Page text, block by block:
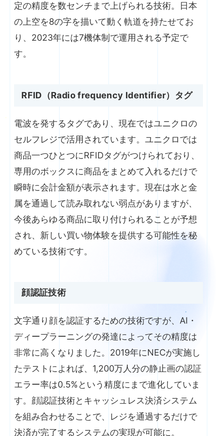
定の精度を数センチまで上げられる技術。日本
の上空を8の字を描いて動く軌道を持たせてお
り、2023年には7機体制で運用される予定で
す。
RFID（Radio frequency Identifier）タグ
電波を発するタグであり、現在ではユニクロの
セルフレジで活用されています。ユニクロでは
商品一つひとつにRFIDタグがつけられており、
専用のボックスに商品をまとめて入れるだけで
瞬時に会計金額が表示されます。現在は水と金
属を通過して読み取れない弱点がありますが、
今後あらゆる商品に取り付けられることが予想
され、新しい買い物体験を提供する可能性を秘
めている技術です。
顔認証技術
文字通り顔を認証するための技術ですが、AI・
ディープラーニングの発達によってその精度は
非常に高くなりました。2019年にNECが実施し
たテストによれば、1,200万人分の静止画の認証
エラー率は0.5%という精度にまで進化していま
す。顔認証技術とキャッシュレス決済システム
を組み合わせることで、レジを通過するだけで
決済が完了するシステムの実現が可能に。